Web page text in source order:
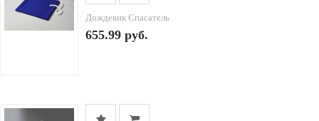
Дождевик Спасатель
655.99 руб.